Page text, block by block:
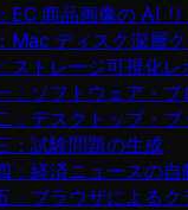
EC 商品画像の AI
Mac ディスク深層
ストレージ可視化レ
：ソフトウェア・プ
：デスクトップ・
：試験問題の生成
：経済ニュースの自
：ブラウザによるク